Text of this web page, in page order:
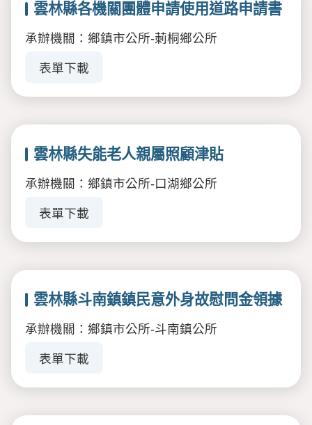
雲林縣各機關團體申請使用道路申請書
承辦機關：鄉鎮市公所-莿桐鄉公所
表單下載
雲林縣失能老人親屬照顧津貼
承辦機關：鄉鎮市公所-口湖鄉公所
表單下載
雲林縣斗南鎮鎮民意外身故慰問金領據
承辦機關：鄉鎮市公所-斗南鎮公所
表單下載